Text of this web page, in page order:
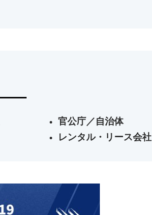
官公庁／自治体
レンタル・リース会社